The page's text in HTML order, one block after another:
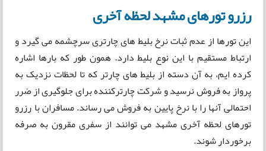
رزرو تورهای مشهد لحظه آخری
این تورها از عدم ثبات نرخ بلیط های چارتری سرچشمه می گیرد و
ارتباط مستقیم با این نوع بلیط دارد. همون طور که بارها اشاره
کرده ایم، به آن دسته از بلیط های چارتر که تا لحظات نزدیک به
پرواز به فروش نرسید و شرکت چارترکننده برای جلوگیری از ضرر
احتمالی آنها را با نرخ پایین به فروش می رساند. مسافران با رزرو
تورهای لحظه آخری مشهد می توانند از سفری مقرون به صرفه
برخوردار شوند.